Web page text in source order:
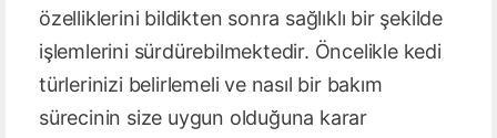
özelliklerini bildikten sonra sağlıklı bir şekilde
işlemlerini sürdürebilmektedir. Öncelikle kedi
türlerinizi belirlemeli ve nasıl bir bakım
sürecinin size uygun olduğuna karar